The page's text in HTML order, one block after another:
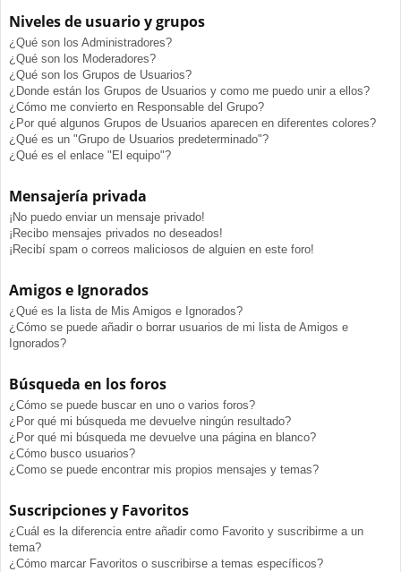
Niveles de usuario y grupos
¿Qué son los Administradores?
¿Qué son los Moderadores?
¿Qué son los Grupos de Usuarios?
¿Donde están los Grupos de Usuarios y como me puedo unir a ellos?
¿Cómo me convierto en Responsable del Grupo?
¿Por qué algunos Grupos de Usuarios aparecen en diferentes colores?
¿Qué es un "Grupo de Usuarios predeterminado"?
¿Qué es el enlace "El equipo"?
Mensajería privada
¡No puedo enviar un mensaje privado!
¡Recibo mensajes privados no deseados!
¡Recibí spam o correos maliciosos de alguien en este foro!
Amigos e Ignorados
¿Qué es la lista de Mis Amigos e Ignorados?
¿Cómo se puede añadir o borrar usuarios de mi lista de Amigos e
Ignorados?
Búsqueda en los foros
¿Cómo se puede buscar en uno o varios foros?
¿Por qué mi búsqueda me devuelve ningún resultado?
¿Por qué mi búsqueda me devuelve una página en blanco?
¿Cómo busco usuarios?
¿Como se puede encontrar mis propios mensajes y temas?
Suscripciones y Favoritos
¿Cuál es la diferencia entre añadir como Favorito y suscribirme a un
tema?
¿Cómo marcar Favoritos o suscribirse a temas específicos?